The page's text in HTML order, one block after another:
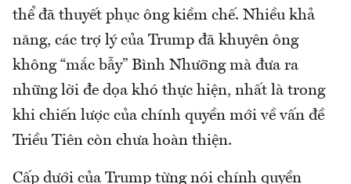
thể đã thuyết phục ông kiềm chế. Nhiều khả
năng, các trợ lý của Trump đã khuyên ông
không “mắc bẫy” Bình Nhưỡng mà đưa ra
những lời đe dọa khó thực hiện, nhất là trong
khi chiến lược của chính quyền mới về vấn đề
Triều Tiên còn chưa hoàn thiện.
Cấp dưới của Trump từng nói chính quyền